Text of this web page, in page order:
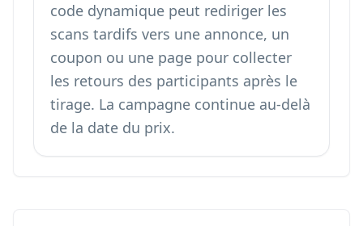
code dynamique peut rediriger les
scans tardifs vers une annonce, un
coupon ou une page pour collecter
les retours des participants après le
tirage. La campagne continue au-delà
de la date du prix.